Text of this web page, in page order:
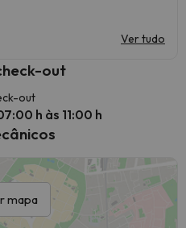
Ver tudo
out
out
h às 11:00 h
mapa